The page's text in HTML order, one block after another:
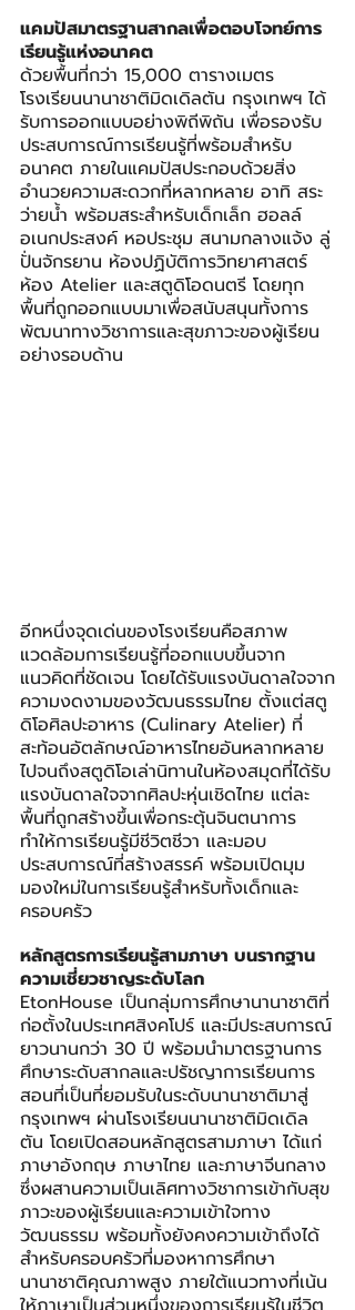
แคมปัสมาตรฐานสากลเพื่อตอบโจทย์การ
เรียนรู้แห่งอนาคต
ด้วยพื้นที่กว่า 15,000 ตารางเมตร
โรงเรียนนานาชาติมิดเดิลตัน กรุงเทพฯ ได้
รับการออกแบบอย่างพิถีพิถัน เพื่อรองรับ
ประสบการณ์การเรียนรู้ที่พร้อมสำหรับ
อนาคต ภายในแคมปัสประกอบด้วยสิ่ง
อำนวยความสะดวกที่หลากหลาย อาทิ สระ
ว่ายน้ำ พร้อมสระสำหรับเด็กเล็ก ฮอลล์
อเนกประสงค์ หอประชุม สนามกลางแจ้ง ลู่
ปั่นจักรยาน ห้องปฏิบัติการวิทยาศาสตร์
ห้อง Atelier และสตูดิโอดนตรี โดยทุก
พื้นที่ถูกออกแบบมาเพื่อสนับสนุนทั้งการ
พัฒนาทางวิชาการและสุขภาวะของผู้เรียน
อย่างรอบด้าน
อีกหนึ่งจุดเด่นของโรงเรียนคือสภาพ
แวดล้อมการเรียนรู้ที่ออกแบบขึ้นจาก
แนวคิดที่ชัดเจน โดยได้รับแรงบันดาลใจจาก
ความงดงามของวัฒนธรรมไทย ตั้งแต่สตู
ดิโอศิลปะอาหาร (Culinary Atelier) ที่
สะท้อนอัตลักษณ์อาหารไทยอันหลากหลาย
ไปจนถึงสตูดิโอเล่านิทานในห้องสมุดที่ได้รับ
แรงบันดาลใจจากศิลปะหุ่นเชิดไทย แต่ละ
พื้นที่ถูกสร้างขึ้นเพื่อกระตุ้นจินตนาการ
ทำให้การเรียนรู้มีชีวิตชีวา และมอบ
ประสบการณ์ที่สร้างสรรค์ พร้อมเปิดมุม
มองใหม่ในการเรียนรู้สำหรับทั้งเด็กและ
ครอบครัว
หลักสูตรการเรียนรู้สามภาษา บนรากฐาน
ความเชี่ยวชาญระดับโลก
EtonHouse เป็นกลุ่มการศึกษานานาชาติที่
ก่อตั้งในประเทศสิงคโปร์ และมีประสบการณ์
ยาวนานกว่า 30 ปี พร้อมนำมาตรฐานการ
ศึกษาระดับสากลและปรัชญาการเรียนการ
สอนที่เป็นที่ยอมรับในระดับนานาชาติมาสู่
กรุงเทพฯ ผ่านโรงเรียนนานาชาติมิดเดิล
ตัน โดยเปิดสอนหลักสูตรสามภาษา ได้แก่
ภาษาอังกฤษ ภาษาไทย และภาษาจีนกลาง
ซึ่งผสานความเป็นเลิศทางวิชาการเข้ากับสุข
ภาวะของผู้เรียนและความเข้าใจทาง
วัฒนธรรม พร้อมทั้งยังคงความเข้าถึงได้
สำหรับครอบครัวที่มองหาการศึกษา
นานาชาติคุณภาพสูง ภายใต้แนวทางที่เน้น